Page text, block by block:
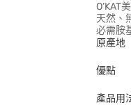
O’KAT
天然、
必需胺
原產地
優點
產品用